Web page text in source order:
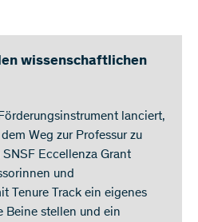
wissenschaftlichen
lanciert,
Weg zur Professur zu
Eccellenza Grant
und
Tenure Track ein eigenes
Beine stellen und ein